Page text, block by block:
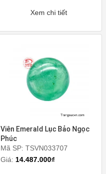
Xem chi tiết
Viên Emerald Lục Bảo Ngọc
Phúc
Mã SP: TSVN033707
Giá: 14.487.000₫